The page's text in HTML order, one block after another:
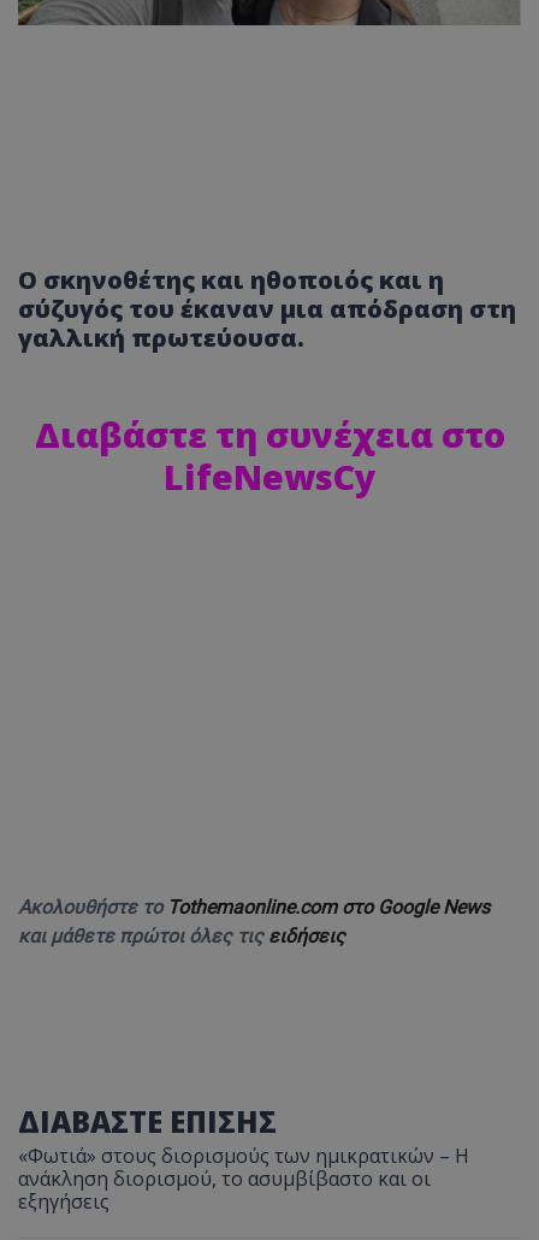
Ο σκηνοθέτης και ηθοποιός και η
σύζυγός του έκαναν μια απόδραση στη
γαλλική πρωτεύουσα.
Διαβάστε τη συνέχεια στο
LifeNewsCy
Ακολουθήστε το Tothemaonline.com στο Google News
και μάθετε πρώτοι όλες τις ειδήσεις
ΔΙΑΒΑΣΤΕ ΕΠΙΣΗΣ
«Φωτιά» στους διορισμούς των ημικρατικών – Η
ανάκληση διορισμού, το ασυμβίβαστο και οι
εξηγήσεις